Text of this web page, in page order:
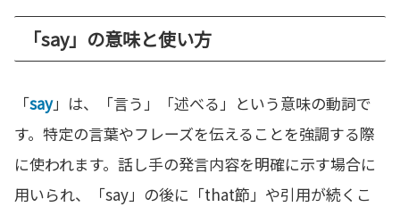
「say」の意味と使い方
「say」は、「言う」「述べる」という意味の動詞で
す。特定の言葉やフレーズを伝えることを強調する際
に使われます。話し手の発言内容を明確に示す場合に
用いられ、「say」の後に「that節」や引用が続くこ